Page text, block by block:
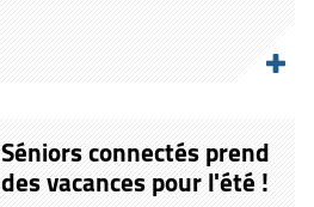
Séniors connectés prend
des vacances pour l'été !